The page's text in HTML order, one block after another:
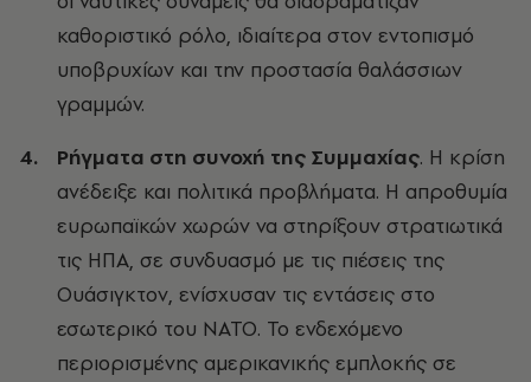
καθοριστικό ρόλο, ιδιαίτερα στον εντοπισμό
υποβρυχίων και την προστασία θαλάσσιων
γραμμών.
Ρήγματα στη συνοχή της Συμμαχίας. Η κρίση
ανέδειξε και πολιτικά προβλήματα. Η απροθυμία
ευρωπαϊκών χωρών να στηρίξουν στρατιωτικά
τις ΗΠΑ, σε συνδυασμό με τις πιέσεις της
Ουάσιγκτον, ενίσχυσαν τις εντάσεις στο
εσωτερικό του ΝΑΤΟ. Το ενδεχόμενο
περιορισμένης αμερικανικής εμπλοκής σε